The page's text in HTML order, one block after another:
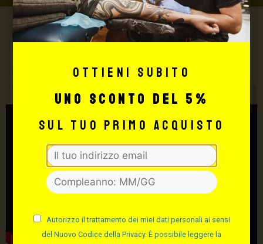
Max Signorello Tattoo
Supply
TUTTO PER IL TUO
TATTOO STUDIO
Ottieni subito
uno sconto del 5%
sul tuo primo acquisto
Autorizzo il trattamento dei miei dati personali ai sensi
del Nuovo Codice della Privacy. È possibile leggere la